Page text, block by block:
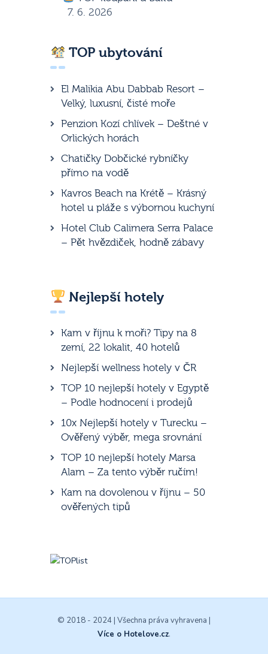
7. 6. 2026
TOP ubytování
El Malikia Abu Dabbab Resort –
Velký, luxusní, čisté moře
Penzion Kozí chlívek – Deštné v
Orlických horách
Chatičky Dobčické rybníčky
přímo na vodě
Kavros Beach na Krétě – Krásný
hotel u pláže s výbornou kuchyní
Hotel Club Calimera Serra Palace
– Pět hvězdiček, hodně zábavy
Nejlepší hotely
Kam v říjnu k moři? Tipy na 8
zemí, 22 lokalit, 40 hotelů
Nejlepší wellness hotely v ČR
TOP 10 nejlepší hotely v Egyptě
– Podle hodnocení i prodejů
10x Nejlepší hotely v Turecku –
Ověřený výběr, mega srovnání
TOP 10 nejlepší hotely Marsa
Alam – Za tento výběr ručím!
Kam na dovolenou v říjnu – 50
ověřených tipů
© 2018 - 2024 | Všechna práva vyhravena |
Více o Hotelove.cz.